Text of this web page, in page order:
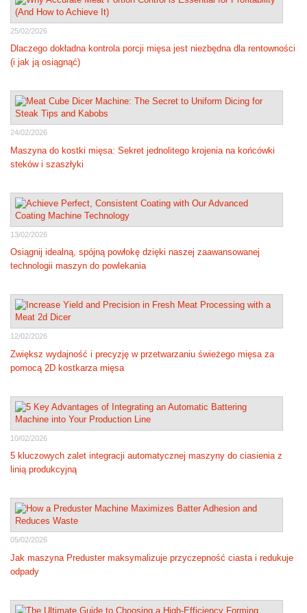
25/02/2026
Dlaczego dokładna kontrola porcji mięsa jest niezbędna dla rentowności
(i jak ją osiągnąć)
24/02/2026
Maszyna do kostki mięsa: Sekret jednolitego krojenia na końcówki
steków i szaszłyki
13/02/2026
Osiągnij idealną, spójną powłokę dzięki naszej zaawansowanej
technologii maszyn do powlekania
12/02/2026
Zwiększ wydajność i precyzję w przetwarzaniu świeżego mięsa za
pomocą 2D kostkarza mięsa
10/02/2026
5 kluczowych zalet integracji automatycznej maszyny do ciasienia z
linią produkcyjną
05/02/2026
Jak maszyna Preduster maksymalizuje przyczepność ciasta i redukuje
odpady